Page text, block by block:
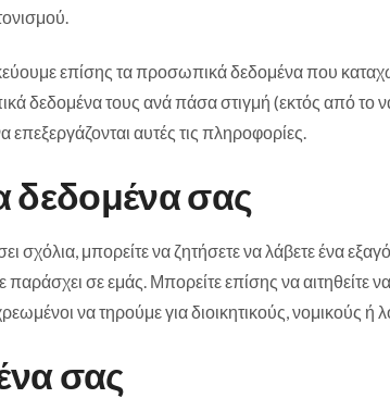
επίσης τα προσωπικά δεδομένα που
δεδομένα τους ανά πάσα στιγμή (εκτός από το
αυτές τις πληροφορίες.
δεδομένα σας
σχόλια, μπορείτε να ζητήσετε να λάβετε ένα
σε εμάς. Μπορείτε επίσης να
να τηρούμε για διοικητικούς, νομικούς ή
σας